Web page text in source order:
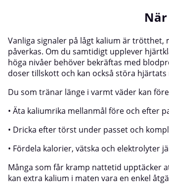
Vanliga signaler på lågt kalium är
påverkas. Om du samtidigt upplever
höga nivåer behöver bekräftas med
doser tillskott och kan också störa hjärtats
Du som tränar länge i varmt väder kan
• Äta kaliumrika mellanmål före och efter
• Dricka efter törst under passet och
• Fördela kalorier, vätska och elektrolyter
Många som får kramp nattetid upptäcker
kan extra kalium i maten vara en enkel